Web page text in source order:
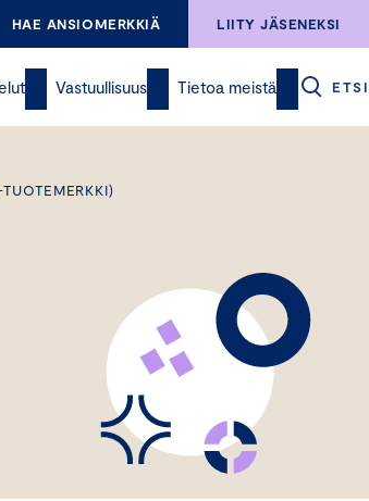
HAE ANSIOMERKKIÄ LIITY JÄSENEKSI
Vastuullisuus Tietoa meistä ETSI